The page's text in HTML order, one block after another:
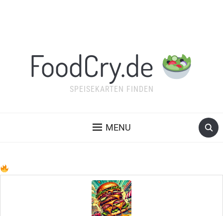
FoodCry.de
SPEISEKARTEN FINDEN
MENU